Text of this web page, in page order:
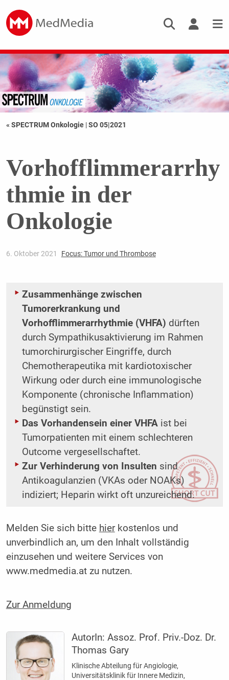
« SPECTRUM Onkologie |SO 05|2021
Vorhofflimmerarrhy
thmie in der
Onkologie
6. Oktober 2021 Focus: Tumor und Thrombose
Zusammenhänge zwischen
Tumorerkrankung und
Vorhofflimmerarrhythmie (VHFA) dürften
durch Sympathikusaktivierung im Rahmen
tumorchirurgischer Eingriffe, durch
Chemotherapeutika mit kardiotoxischer
Wirkung oder durch eine immunologische
Komponente (chronische Inflammation)
begünstigt sein.
Das Vorhandensein einer VHFAist bei
Tumorpatienten mit einem schlechteren
Outcome vergesellschaftet.
Zur Verhinderung von Insulten sind
Antikoagulanzien (VKAs oder NOAKs)
indiziert; Heparin wirkt oft unzureichend.
Melden Sie sich bitte hierkostenlos und
unverbindlich an, um den Inhalt vollständig
einzusehen und weitere Services von
www.medmedia.at zu nutzen.
Zur Anmeldung
AutorIn:Assoz. Prof. Priv.-Doz. Dr.
Thomas Gary
Klinische Abteilung für Angiologie,
Universitätsklinik für Innere Medizin,